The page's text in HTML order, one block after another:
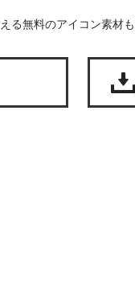
無料のアイコン素材も